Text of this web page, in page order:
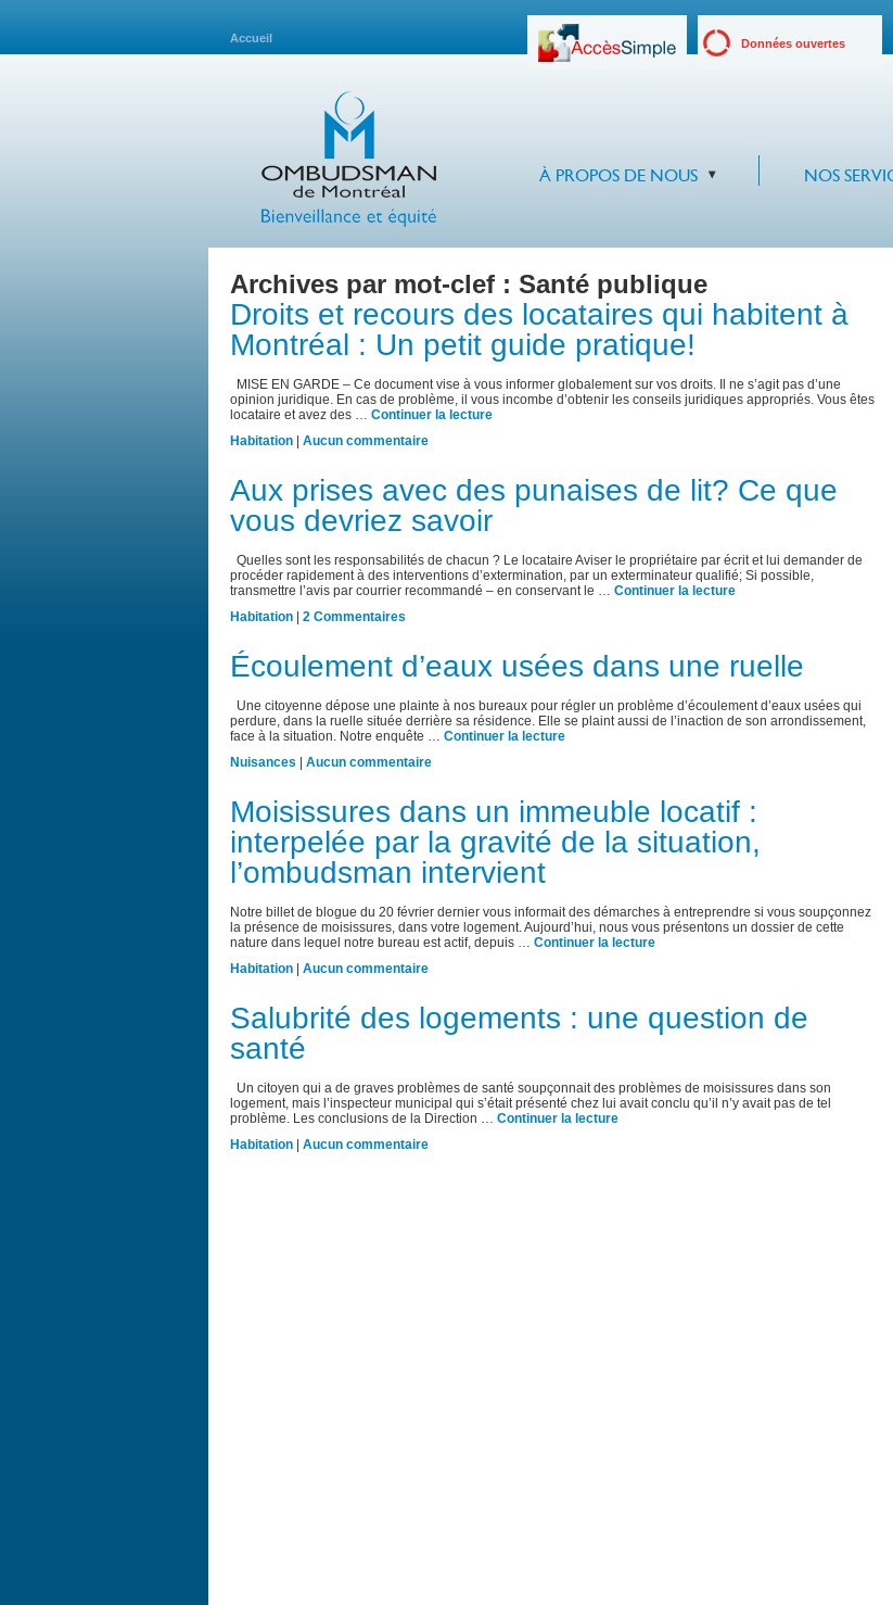
Accueil Données ouvertes
À PROPOS DE NOUS NOS
Archives par mot-clef : Santé publique
Droits et recours des locataires qui habitent à
Montréal : Un petit guide pratique!
MISE EN GARDE – Ce document vise à vous informer globalement sur vos droits. Il ne s’agit pas d’une
opinion juridique. En cas de problème, il vous incombe d’obtenir les conseils juridiques appropriés. Vous êtes
locataire et avez des … Continuer la lecture
Habitation
Aucun commentaire
Aux prises avec des punaises de lit? Ce que
vous devriez savoir
Quelles sont les responsabilités de chacun ? Le locataire Aviser le propriétaire par écrit et lui demander de
procéder rapidement à des interventions d’extermination, par un exterminateur qualifié; Si possible,
transmettre l’avis par courrier recommandé – en conservant le … Continuer la lecture
Habitation
2 Commentaires
Écoulement d’eaux usées dans une ruelle
Une citoyenne dépose une plainte à nos bureaux pour régler un problème d’écoulement d’eaux usées qui
perdure, dans la ruelle située derrière sa résidence. Elle se plaint aussi de l’inaction de son arrondissement,
face à la situation. Notre enquête … Continuer la lecture
Nuisances
Aucun commentaire
Moisissures dans un immeuble locatif :
interpelée par la gravité de la situation,
l’ombudsman intervient
Notre billet de blogue du 20 février dernier vous informait des démarches à entreprendre si vous soupçonnez
la présence de moisissures, dans votre logement. Aujourd’hui, nous vous présentons un dossier de cette
nature dans lequel notre bureau est actif, depuis … Continuer la lecture
Habitation
Aucun commentaire
Salubrité des logements : une question de
santé
Un citoyen qui a de graves problèmes de santé soupçonnait des problèmes de moisissures dans son
logement, mais l’inspecteur municipal qui s’était présenté chez lui avait conclu qu’il n’y avait pas de tel
problème. Les conclusions de la Direction … Continuer la lecture
Habitation
Aucun commentaire